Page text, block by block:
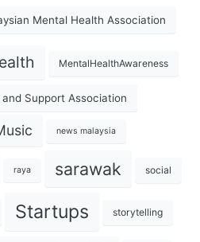
Mental Health Association
MentalHealthAwareness
Support Association
news malaysia
raya sarawak social
Startups storytelling